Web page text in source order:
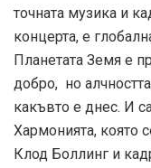
точната музика и
концерта, е
Планетата Земя е
добро, но
какъвто е днес. И
Хармонията, която
Клод Боллинг и